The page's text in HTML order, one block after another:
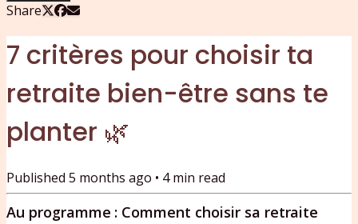
Share
7 critères pour choisir ta
retraite bien-être sans te
planter 🌿
Published 5 months ago • 4min read
Au programme : Comment choisir sa retraite